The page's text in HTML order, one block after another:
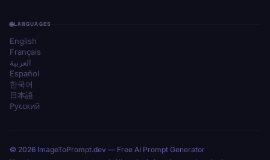
LANGUAGES
English
Français
العربية
Español
한국어
日本語
Русский
© 2026 ImageToPrompt.dev — Free AI Prompt Generator